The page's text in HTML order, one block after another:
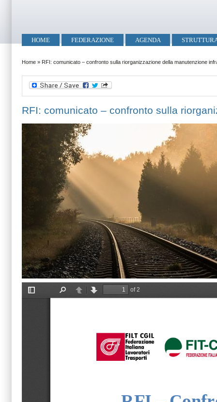
Menu principale
HOME FEDERAZIONE AGENDA
Tu sei qui
Home » RFI: comunicato – confronto sulla riorganizzazione della manutenzione
RFI: comunicato – confronto sulla